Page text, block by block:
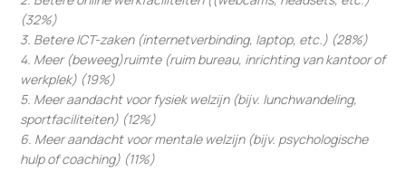
(32%)
3. Betere ICT-zaken (internetverbinding, laptop, etc.) (28%)
4. Meer (beweeg)ruimte (ruim bureau, inrichting van kantoor of
werkplek) (19%)
5. Meer aandacht voor fysiek welzijn (bijv. lunchwandeling,
sportfaciliteiten) (12%)
6. Meer aandacht voor mentale welzijn (bijv. psychologische
hulp of coaching) (11%)